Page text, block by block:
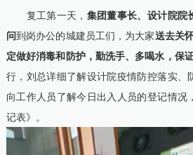
复工第一天， 集团董事长、设计院院
问到岗办公的城建员工们，为大家送去关
定做好消毒和防护，勤洗手、多喝水，保
行，刘总详细了解设计院疫情防控落实、
向工作人员了解今日出 入人员的登记情况
记表》。